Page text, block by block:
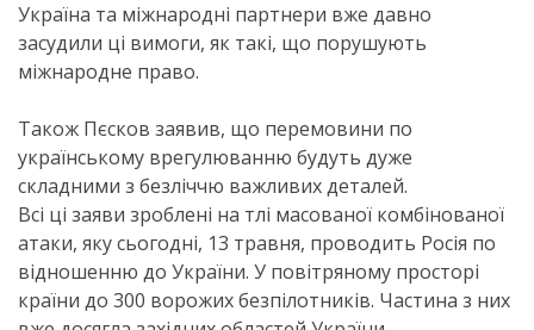
Україна та міжнародні партнери вже давно
засудили ці вимоги, як такі, що порушують
міжнародне право.
Також Пєсков заявив, що перемовини по
українському врегулюванню будуть дуже
складними з безліччю важливих деталей.
Всі ці заяви зроблені на тлі масованої комбінованої
атаки, яку сьогодні, 13 травня, проводить Росія по
відношенню до України. У повітряному просторі
країни до 300 ворожих безпілотників. Частина з них